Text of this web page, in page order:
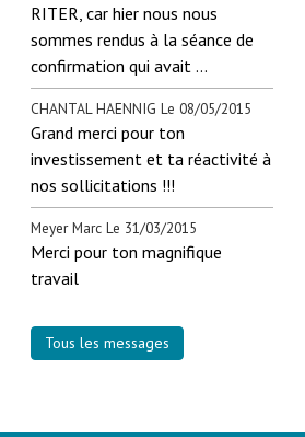
RITER, car hier nous nous
sommes rendus à la séance de
confirmation qui avait ...
CHANTAL HAENNIG Le 08/05/2015
Grand merci pour ton
investissement et ta réactivité à
nos sollicitations !!!
Meyer Marc Le 31/03/2015
Merci pour ton magnifique
travail
Tous les messages